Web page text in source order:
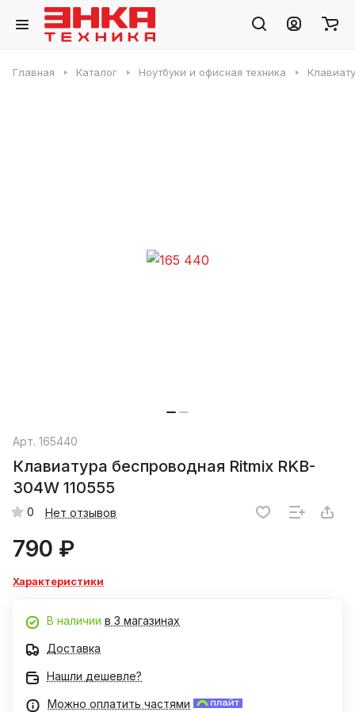
Главная Каталог Ноутбуки и офисная техника
Арт. 165440
Клавиатура беспроводная Ritmix RKB-
304W 110555
0 Нет отзывов
790 ₽
Характеристики
В наличии в 3 магазинах
Доставка
Нашли дешевле?
Можно оплатить частями